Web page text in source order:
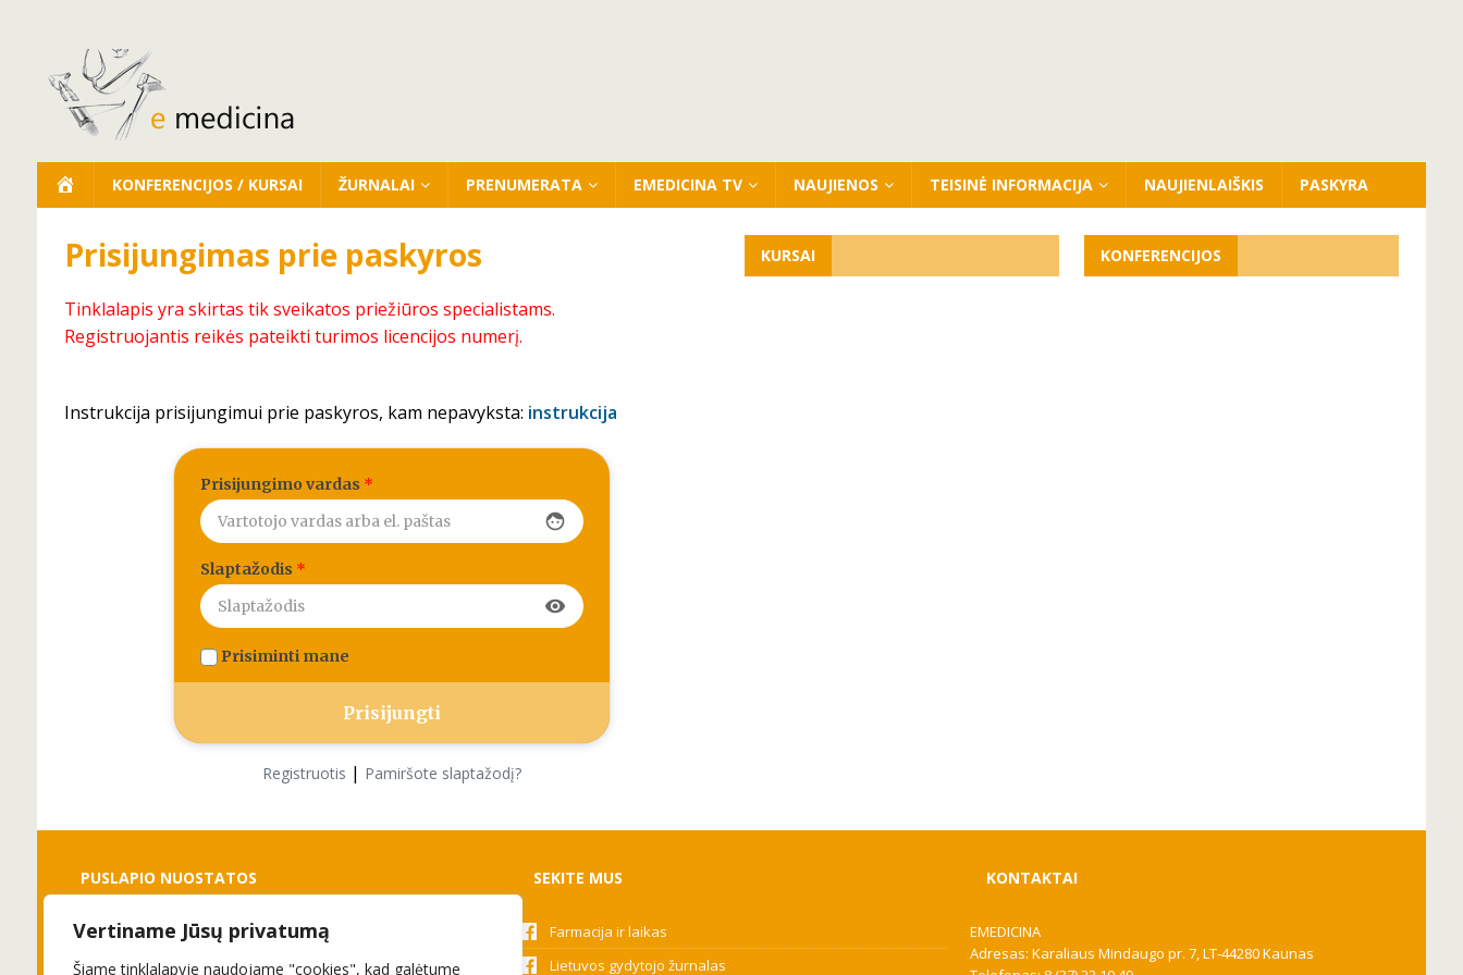
Vertiname Jūsų privatumą
Šiame tinklalapyje naudojame "cookies", kad galėtume
KONFERENCIJOS / KURSAI ŽURNALAI PRENUMERATA EMEDICINA TV NAUJIENOS TEISINĖ INFORMACIJA NAUJIENLAIŠKIS PASKYRA
Prisijungimas prie paskyros
Tinklalapis yra skirtas tik sveikatos priežiūros specialistams.
Registruojantis reikės pateikti turimos licencijos numerį.
Instrukcija prisijungimui prie paskyros, kam nepavyksta: instrukcija
Prisijungimo vardas *
face
Slaptažodis *
visibility
Prisiminti mane
Registruotis | Pamiršote slaptažodį?
KURSAI KONFERENCIJOS
PUSLAPIO NUOSTATOS
Slapukai
Privatumo politika
SEKITE MUS
Farmacija ir laikas
Lietuvos gydytojo žurnalas
KONTAKTAI
EMEDICINA
Adresas: Karaliaus Mindaugo pr. 7, LT-44280 Kaunas